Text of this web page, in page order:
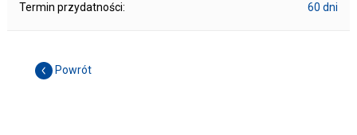
Termin przydatności: 60 dni
Powrót